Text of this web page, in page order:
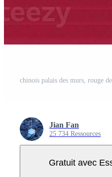
Jian Fan
25 734 Ressources
Gratuit avec